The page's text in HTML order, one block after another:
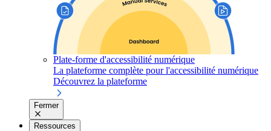
Plate-forme d'accessibilité numérique
La plateforme complète pour l'accessibilité numérique
Découvrez la plateforme
Fermer
Ressources